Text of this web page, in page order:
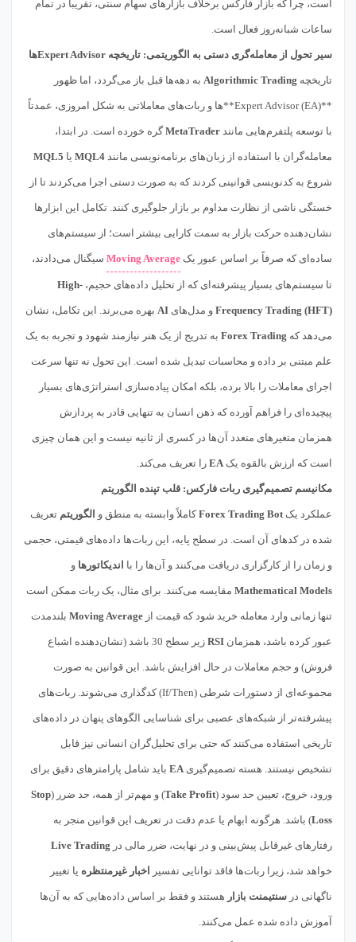
است، چرا که بازار فارکس برخلاف بازارهای سهام سنتی، تقریباً در تمام
ساعات شبانه‌روز فعال است.
سیر تحول از معامله‌گری دستی به الگوریتمی: تاریخچه Expert Advisorها
تاریخچه Algorithmic Trading به دهه‌ها قبل باز می‌گردد، اما ظهور
**Expert Advisor (EA)**ها و ربات‌های معاملاتی به شکل امروزی، عمدتاً
با توسعه پلتفرم‌هایی مانند MetaTraderگره خورده است. در ابتدا،
معامله‌گران با استفاده از زبان‌های برنامه‌نویسی مانند MQL4 یا MQL5
شروع به کدنویسی قوانینی کردند که به صورت دستی اجرا می‌کردند تا از
خستگی ناشی از نظارت مداوم بر بازار جلوگیری کنند. تکامل این ابزارها
نشان‌دهنده حرکت بازار به سمت کارایی بیشتر است؛ از سیستم‌های
ساده‌ای که صرفاً بر اساس عبور یک Moving Average سیگنال می‌دادند،
تا سیستم‌های بسیار پیشرفته‌ای که از تحلیل داده‌های حجیم، High-
Frequency Trading (HFT) و مدل‌های AI بهره می‌برند. این تکامل، نشان
می‌دهد که Forex Trading به تدریج از یک هنر نیازمند شهود و تجربه به یک
علم مبتنی بر داده و محاسبات تبدیل شده است. این تحول نه تنها سرعت
اجرای معاملات را بالا برده، بلکه امکان پیاده‌سازی استراتژی‌های بسیار
پیچیده‌ای را فراهم آورده که ذهن انسان به تنهایی قادر به پردازش
همزمان متغیرهای متعدد آن‌ها در کسری از ثانیه نیست و این همان چیزی
است که ارزش بالقوه یکEA را تعریف می‌کند.
مکانیسم تصمیم‌گیری ربات فارکس: قلب تپنده الگوریتم
عملکرد یکForex Trading Botکاملاً وابسته به منطق و الگوریتم تعریف
شده در کدهای آن است. در سطح پایه، این ربات‌ها داده‌های قیمتی، حجمی
و زمان را از کارگزاری دریافت می‌کنند و آن‌ها را با اندیکاتورها و
Mathematical Models مقایسه می‌کنند. برای مثال، یک ربات ممکن است
تنها زمانی وارد معامله خرید شود که قیمت از Moving Average بلندمدت
عبور کرده باشد، همزمان RSI زیر سطح 30 باشد (نشان‌دهنده اشباع
فروش) و حجم معاملات در حال افزایش باشد. این قوانین به صورت
مجموعه‌ای از دستورات شرطی (If/Then) کدگذاری می‌شوند. ربات‌های
پیشرفته‌تر از شبکه‌های عصبی برای شناسایی الگوهای پنهان در داده‌های
تاریخی استفاده می‌کنند که حتی برای تحلیل‌گران انسانی نیز قابل
تشخیص نیستند. هسته تصمیم‌گیریEA باید شامل پارامترهای دقیق برای
ورود، خروج، تعیین حد سود (Take Profit) و مهم‌تر از همه، حد ضرر (Stop
Loss) باشد. هرگونه ابهام یا عدم دقت در تعریف این قوانین منجر به
رفتارهای غیرقابل پیش‌بینی و در نهایت، ضرر مالی در Live Trading
خواهد شد، زیرا ربات‌ها فاقد توانایی تفسیر اخبار غیرمنتظره یا تغییر
ناگهانی در سنتیمنت بازار هستند و فقط بر اساس داده‌هایی که به آن‌ها
آموزش داده شده عمل می‌کنند.